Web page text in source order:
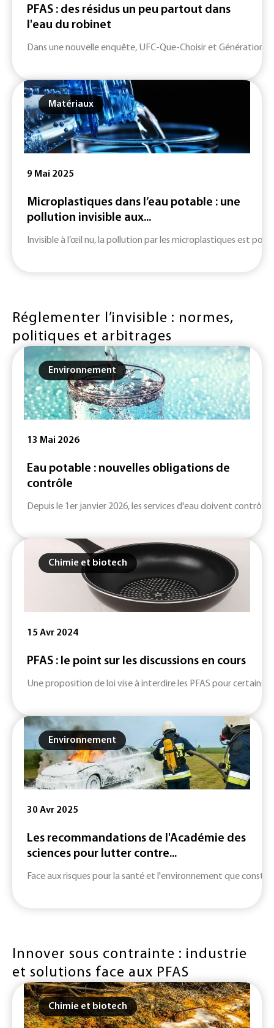
PFAS : des résidus un peu partout dans
l'eau du robinet
Dans une nouvelle enquête, UFC-Que-Choisir et
Matériaux
9 Mai 2025
Microplastiques dans l’eau potable : une
pollution invisible aux...
Invisible à l’œil nu, la pollution par les microplastiques est
Réglementer l’invisible : normes,
politiques et arbitrages
Environnement
13 Mai 2026
Eau potable : nouvelles obligations de
contrôle
Depuis le 1er janvier 2026, les services d'eau doivent
Chimie et biotech
15 Avr 2024
PFAS : le point sur les discussions en cours
Une proposition de loi vise à interdire les PFAS pour certains
Environnement
30 Avr 2025
Les recommandations de l'Académie des
sciences pour lutter contre...
Face aux risques pour la santé et l'environnement que
Innover sous contrainte : industrie
et solutions face aux PFAS
Chimie et biotech